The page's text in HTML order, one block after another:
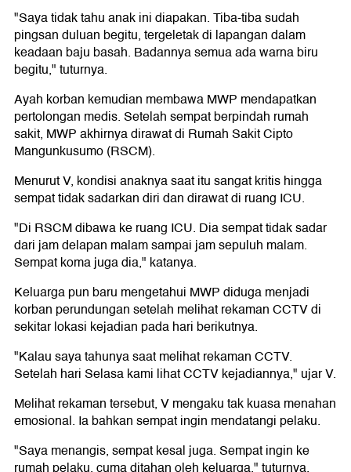
"Saya tidak tahu anak ini diapakan. Tiba-tiba sudah
pingsan duluan begitu, tergeletak di lapangan dalam
keadaan baju basah. Badannya semua ada warna biru
begitu," tuturnya.
Ayah korban kemudian membawa MWP mendapatkan
pertolongan medis. Setelah sempat berpindah rumah
sakit, MWP akhirnya dirawat di Rumah Sakit Cipto
Mangunkusumo (RSCM).
Menurut V, kondisi anaknya saat itu sangat kritis hingga
sempat tidak sadarkan diri dan dirawat di ruang ICU.
"Di RSCM dibawa ke ruang ICU. Dia sempat tidak sadar
dari jam delapan malam sampai jam sepuluh malam.
Sempat koma juga dia," katanya.
Keluarga pun baru mengetahui MWP diduga menjadi
korban perundungan setelah melihat rekaman CCTV di
sekitar lokasi kejadian pada hari berikutnya.
"Kalau saya tahunya saat melihat rekaman CCTV.
Setelah hari Selasa kami lihat CCTV kejadiannya," ujar V.
Melihat rekaman tersebut, V mengaku tak kuasa menahan
emosional. Ia bahkan sempat ingin mendatangi pelaku.
"Saya menangis, sempat kesal juga. Sempat ingin ke